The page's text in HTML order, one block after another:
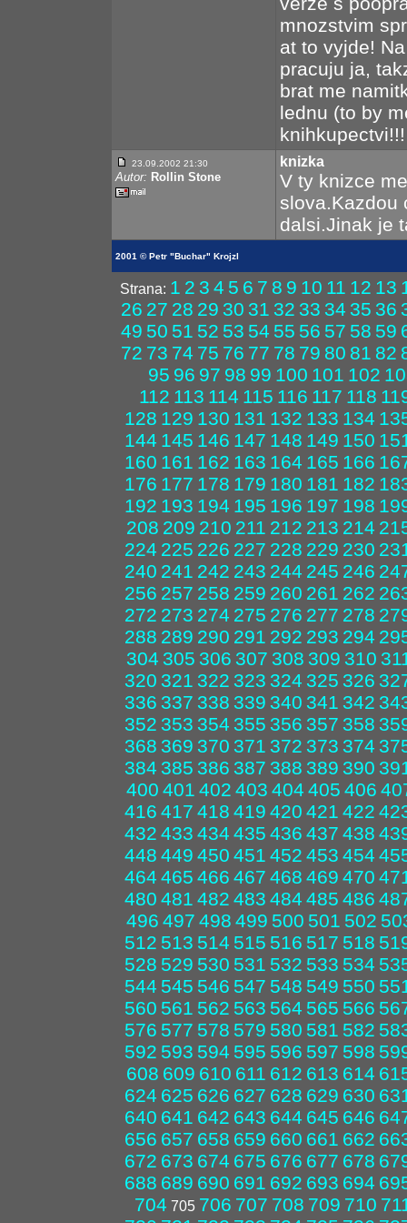
mnozstvim
at to vyjde!
pracuju ja,
brat me
lednu (to by
knihkupectvi!!!
23.09.2002 21:30
Autor: Rollin Stone
knizka
V ty knizce
slova.Kazdou
dalsi.Jinak je
2001 © Petr "Buchar" Krojzl
Strana: 1 2 3 4 5 6 7 8 9 10 11 12 13
26 27 28 29 30 31 32 33 34 35 36
49 50 51 52 53 54 55 56 57 58 59
72 73 74 75 76 77 78 79 80 81 82
95 96 97 98 99 100 101 102
112 113 114 115 116 117 118
128 129 130 131 132 133 134
144 145 146 147 148 149 150
160 161 162 163 164 165 166
176 177 178 179 180 181 182
192 193 194 195 196 197 198
208 209 210 211 212 213 214
224 225 226 227 228 229 230
240 241 242 243 244 245 246
256 257 258 259 260 261 262
272 273 274 275 276 277 278
288 289 290 291 292 293 294
304 305 306 307 308 309 310
320 321 322 323 324 325 326
336 337 338 339 340 341 342
352 353 354 355 356 357 358
368 369 370 371 372 373 374
384 385 386 387 388 389 390
400 401 402 403 404 405 406
416 417 418 419 420 421 422
432 433 434 435 436 437 438
448 449 450 451 452 453 454
464 465 466 467 468 469 470
480 481 482 483 484 485 486
496 497 498 499 500 501 502
512 513 514 515 516 517 518
528 529 530 531 532 533 534
544 545 546 547 548 549 550
560 561 562 563 564 565 566
576 577 578 579 580 581 582
592 593 594 595 596 597 598
608 609 610 611 612 613 614
624 625 626 627 628 629 630
640 641 642 643 644 645 646
656 657 658 659 660 661 662
672 673 674 675 676 677 678
688 689 690 691 692 693 694
704 705 706 707 708 709 710